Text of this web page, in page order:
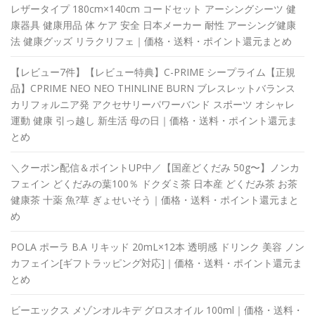
レザータイプ 180cm×140cm コードセット アーシングシーツ 健
康器具 健康用品 体 ケア 安全 日本メーカー 耐性 アーシング健康
法 健康グッズ リラクリフェ｜価格・送料・ポイント還元まとめ
【レビュー7件】【レビュー特典】C-PRIME シープライム【正規
品】CPRIME NEO NEO THINLINE BURN ブレスレットバランス
カリフォルニア発 アクセサリーパワーバンド スポーツ オシャレ
運動 健康 引っ越し 新生活 母の日｜価格・送料・ポイント還元ま
とめ
＼クーポン配信＆ポイントUP中／【国産どくだみ 50g〜】ノンカ
フェイン どくだみの葉100％ ドクダミ茶 日本産 どくだみ茶 お茶
健康茶 十薬 魚?草 ぎょせいそう｜価格・送料・ポイント還元まと
め
POLA ポーラ B.A リキッド 20mL×12本 透明感 ドリンク 美容 ノン
カフェイン[ギフトラッピング対応]｜価格・送料・ポイント還元ま
とめ
ビーエックス メゾンオルキデ グロスオイル 100ml｜価格・送料・